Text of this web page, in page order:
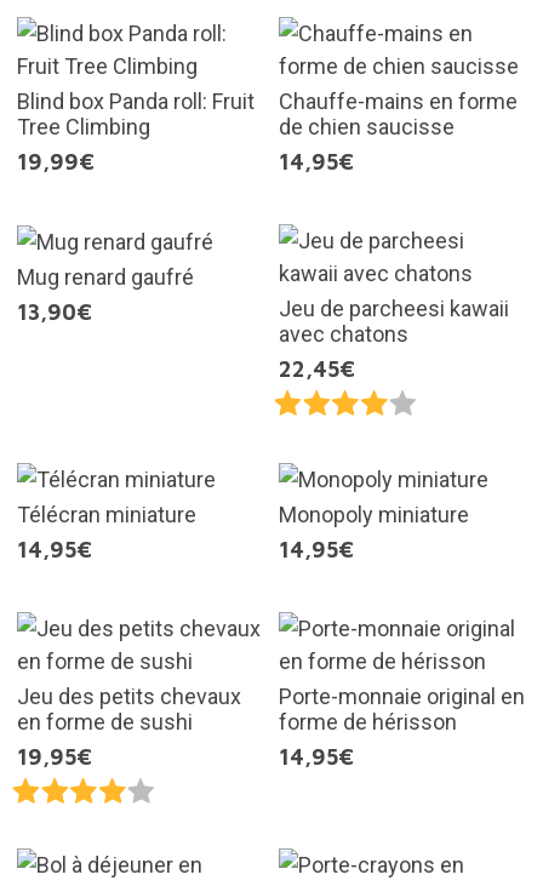
Blind box Panda roll: Fruit
Tree Climbing
19,99€
Chauffe-mains en forme
de chien saucisse
14,95€
Mug renard gaufré
13,90€
Jeu de parcheesi kawaii
avec chatons
22,45€
Télécran miniature
14,95€
Monopoly miniature
14,95€
Jeu des petits chevaux
en forme de sushi
19,95€
Porte-monnaie original en
forme de hérisson
14,95€